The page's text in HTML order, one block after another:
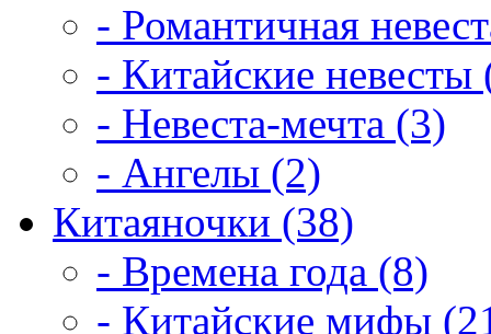
- Романтичная
- Китайские невесты
- Невеста-мечта (3)
- Ангелы (2)
Китаяночки (38)
- Времена года (8)
- Китайские мифы